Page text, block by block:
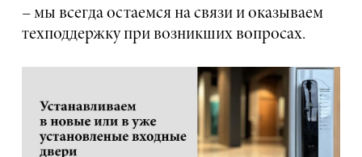
– мы всегда остаемся на связи и оказываем
техподдержку при возникших вопросах.